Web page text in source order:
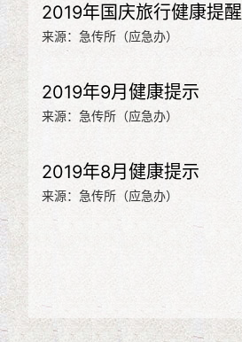
2019年国庆旅行健康提醒
来源：急传所（应急办）
2019年9月健康提示
来源：急传所（应急办）
2019年8月健康提示
来源：急传所（应急办）